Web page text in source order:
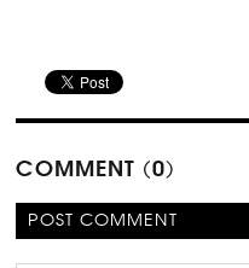
COMMENT (0)
POST COMMENT